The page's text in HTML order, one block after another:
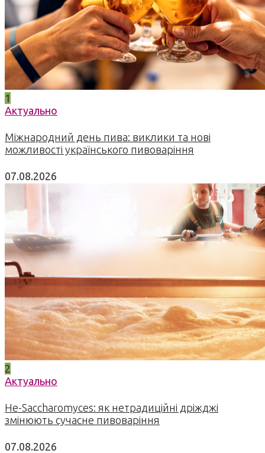
1
Актуально
Міжнародний день пива: виклики та нові
можливості українського пивоваріння
07.08.2026
2
Актуально
Не-Saccharomyces: як нетрадиційні дріжджі
змінюють сучасне пивоваріння
07.08.2026